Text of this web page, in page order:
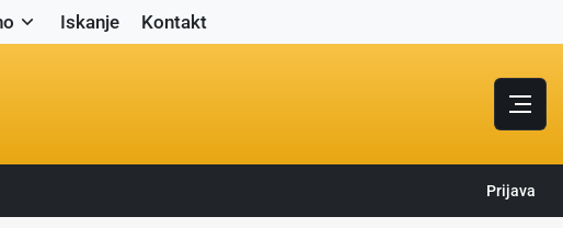
Iskanje Kontakt
Prijava